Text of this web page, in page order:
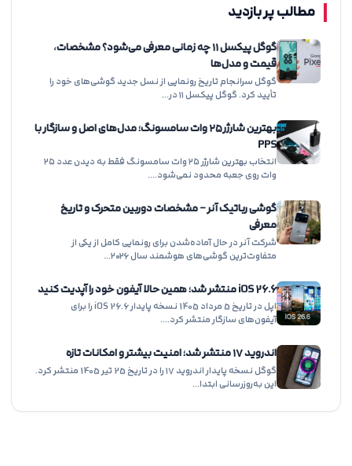
مطالب پر بازدید
گوگل پیکسل ۱۱ چه زمانی معرفی می‌شود؟ مشخصات،
قیمت و مدل‌ها
گوگل سرانجام تاریخ رونمایی از نسل جدید گوشی‌های خود را
تأیید کرد. گوگل پیکسل ۱۱ در…
بهترین شارژر ۲۵ وات سامسونگ؛ مدل‌های اصل و سازگار با
PPS
انتخاب بهترین شارژر ۲۵ وات سامسونگ فقط به دیدن عدد ۲۵
وات روی جعبه محدود نمی‌شود.…
گوشی رباتیک آنر – مشخصات دوربین متحرک و تاریخ
معرفی
شرکت آنر در حال آماده‌شدن برای رونمایی کامل از یکی از
متفاوت‌ترین گوشی‌های هوشمند سال ۲۰۲۶…
iOS 26.6 منتشر شد؛ همین حالا آیفون خود را آپدیت کنید
اپل در تاریخ 5 مرداد 1405 نسخه پایدار iOS 26.6 را برای
آیفون‌های سازگار منتشر کرد.…
اندروید ۱۷ منتشر شد؛ امنیت بیشتر و امکانات تازه
گوگل نسخه پایدار اندروید ۱۷ را در تاریخ 25 تیر 1405 منتشر کرد.
این به‌روزرسانی ابتدا…